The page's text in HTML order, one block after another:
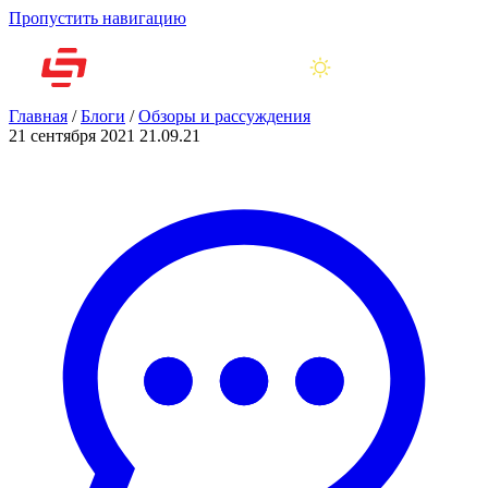
Пропустить навигацию
Главная /Блоги /Обзоры и рассуждения
21 сентября 2021 21.09.21